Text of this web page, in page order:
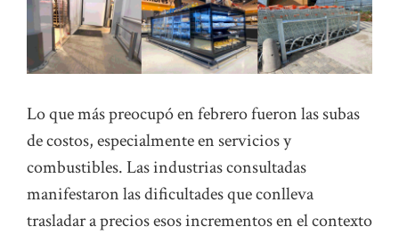
Lo que más preocupó en febrero fueron las subas
de costos, especialmente en servicios y
combustibles. Las industrias consultadas
manifestaron las dificultades que conlleva
trasladar a precios esos incrementos en el contexto